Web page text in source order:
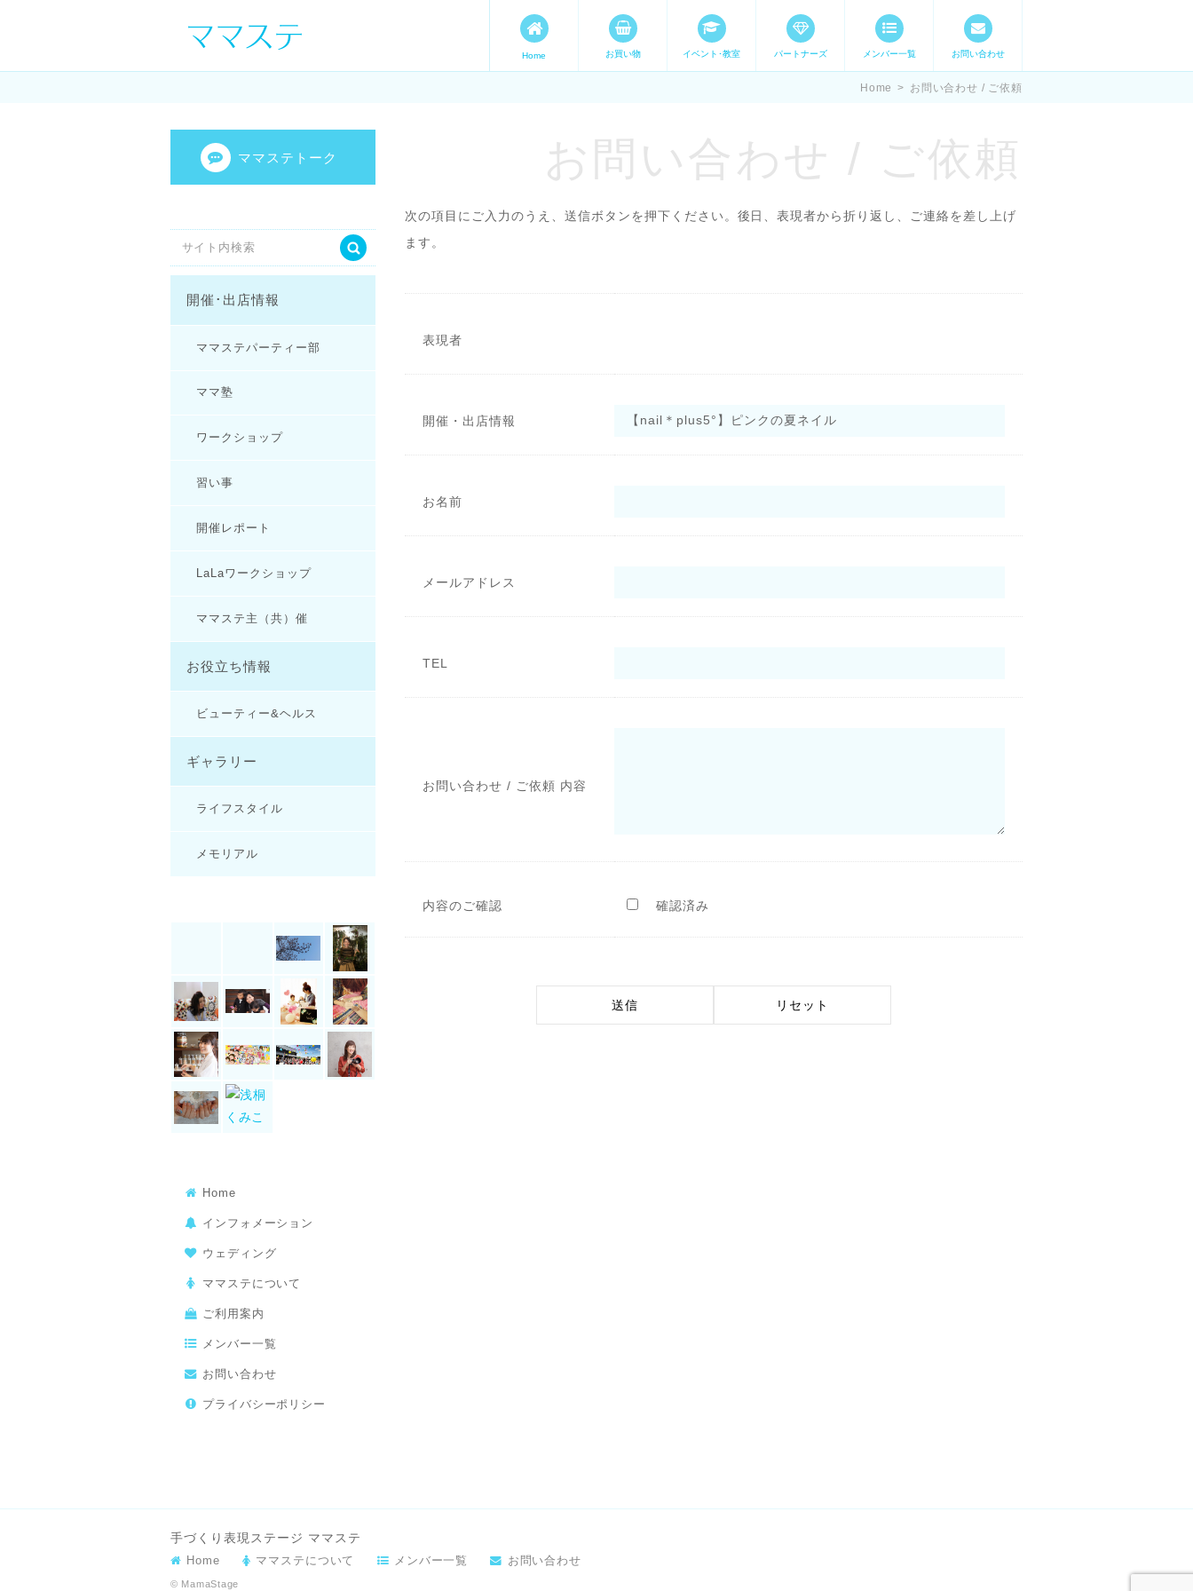
ママの才能発信します。 手づくり表現ステージ ママステ スキル・
Home お買い物 イベント･教室 パートナーズ メンバー一覧 お問い合わせ
Home > お問い合わせ / ご依頼
お問い合わせ / ご依頼
次の項目にご入力のうえ、送信ボタンを押下ください。後日、表現者から折り返し、ご連絡を差し上げ
ます。
表現者
開催・出店情報
お名前
メールアドレス
TEL
お問い合わせ / ご依頼 内容
内容のご確認 確認済み
ママステトーク
開催･出店情報
ママステパーティー部
ママ塾
ワークショップ
習い事
開催レポート
LaLaワークショップ
ママステ主（共）催
お役立ち情報
ビューティー&ヘルス
ギャラリー
ライフスタイル
メモリアル
Home
インフォメーション
ウェディング
ママステについて
ご利用案内
メンバー一覧
お問い合わせ
プライバシーポリシー
手づくり表現ステージ ママステ
Home ママステについて メンバー一覧 お問い合わせ
© MamaStage